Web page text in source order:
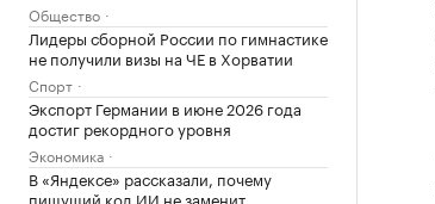
Общество
Лидеры сборной России по гимнастике
не получили визы на ЧЕ в Хорватии
Спорт
Экспорт Германии в июне 2026 года
достиг рекордного уровня
Экономика
В «Яндексе» рассказали, почему
пишущий код ИИ не заменит